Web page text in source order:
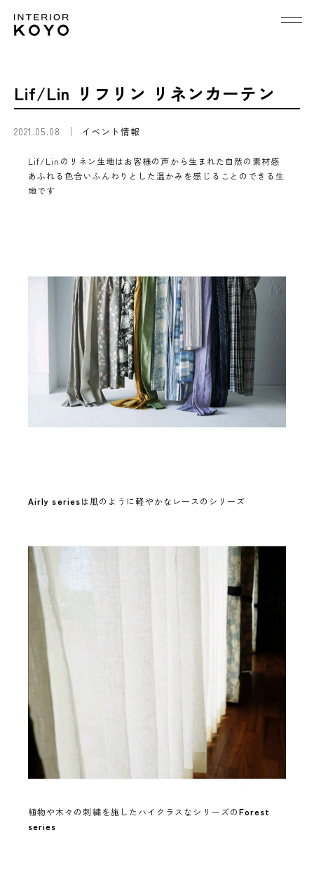
Lif/Lin リフリン リネンカーテン
2021.05.08 イベント情報
Lif/Linのリネン生地はお客様の声から生まれた自然の素材感
あふれる色合いふんわりとした温かみを感じることのできる生
地です
Airly seriesは風のように軽やかなレースのシリーズ
植物や木々の刺繍を施したハイクラスなシリーズのForest
series